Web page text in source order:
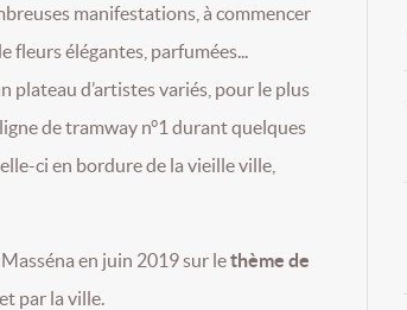
manifestations, à commencer
fleurs élégantes, parfumées...
plateau d’artistes variés, pour le plus
de tramway n°1 durant quelques
ci en bordure de la vieille ville,
en juin 2019 sur lethème de
par la ville.